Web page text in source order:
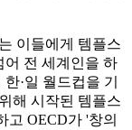
이들에게 템플스
어 전 세계인을 하
·일 월드컵을 기
해 시작된 템플스
고 OECD가 '창의